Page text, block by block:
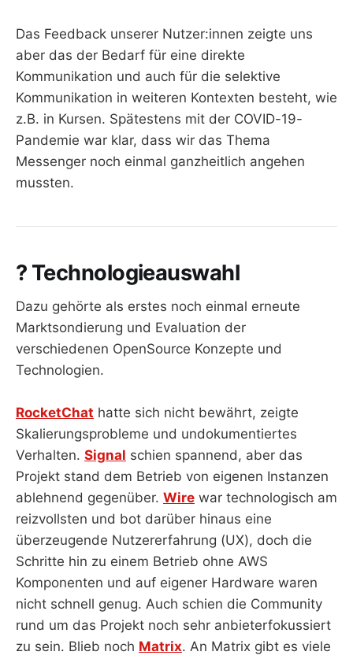
Das Feedback unserer Nutzer:innen zeigte uns
aber das der Bedarf für eine direkte
Kommunikation und auch für die selektive
Kommunikation in weiteren Kontexten besteht, wie
z.B. in Kursen. Spätestens mit der COVID-19-
Pandemie war klar, dass wir das Thema
Messenger noch einmal ganzheitlich angehen
mussten.
? Technologieauswahl
Dazu gehörte als erstes noch einmal erneute
Marktsondierung und Evaluation der
verschiedenen OpenSource Konzepte und
Technologien.
RocketChat hatte sich nicht bewährt, zeigte
Skalierungsprobleme und undokumentiertes
Verhalten. Signal schien spannend, aber das
Projekt stand dem Betrieb von eigenen Instanzen
ablehnend gegenüber. Wire war technologisch am
reizvollsten und bot darüber hinaus eine
überzeugende Nutzererfahrung (UX), doch die
Schritte hin zu einem Betrieb ohne AWS
Komponenten und auf eigener Hardware waren
nicht schnell genug. Auch schien die Community
rund um das Projekt noch sehr anbieterfokussiert
zu sein. Blieb noch Matrix. An Matrix gibt es viele